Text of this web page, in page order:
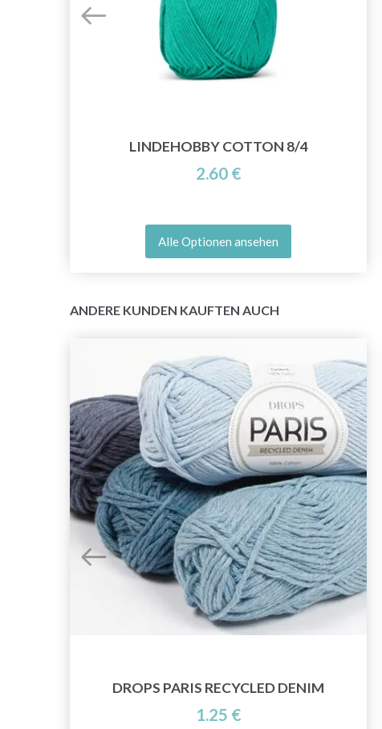
LINDEHOBBY COTTON 8/4
2.60 €
Alle Optionen ansehen
ANDERE KUNDEN KAUFTEN AUCH
DROPS PARIS RECYCLED DENIM
1.25 €